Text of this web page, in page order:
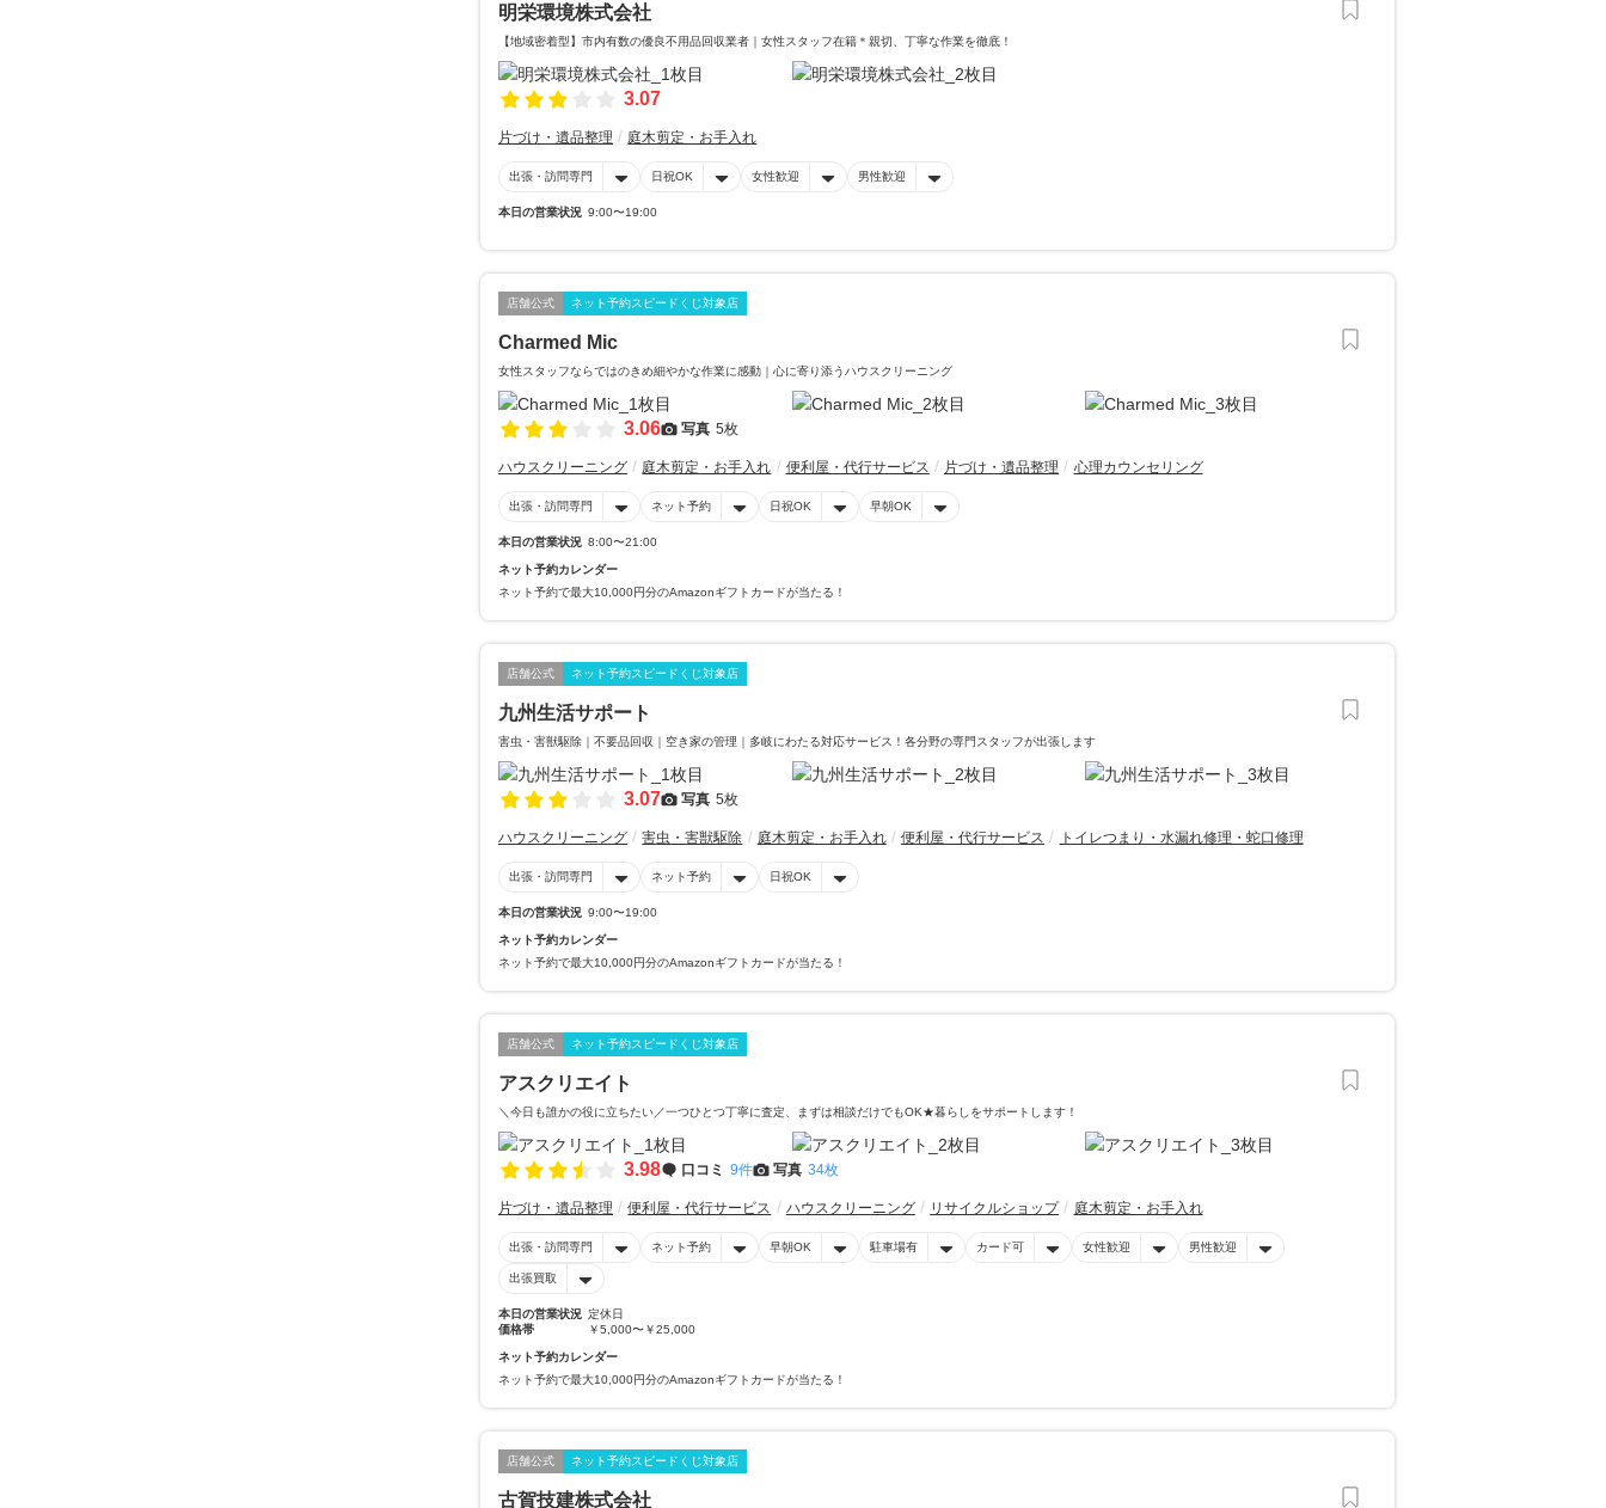
明栄環境株式会社
【地域密着型】市内有数の優良不用品回収業者｜女性スタッフ在籍＊親切、丁寧な作業を徹底！
3.07
片づけ・遺品整理 庭木剪定・お手入れ
出張・訪問専門 日祝OK 女性歓迎 男性歓迎
本日の営業状況 9:00〜19:00
店舗公式 ネット予約スピードくじ対象店
Charmed Mic
女性スタッフならではのきめ細やかな作業に感動｜心に寄り添うハウスクリーニング
3.06 写真 5枚
ハウスクリーニング 庭木剪定・お手入れ 便利屋・代行サービス 片づけ・遺品整理 心理カウンセリング
出張・訪問専門 ネット予約 日祝OK 早朝OK
本日の営業状況 8:00〜21:00
ネット予約カレンダー
ネット予約で最大10,000円分のAmazonギフトカードが当たる！
店舗公式 ネット予約スピードくじ対象店
九州生活サポート
害虫・害獣駆除｜不要品回収｜空き家の管理｜多岐にわたる対応サービス！各分野の専門スタッフが出張します
3.07 写真 5枚
ハウスクリーニング 害虫・害獣駆除 庭木剪定・お手入れ 便利屋・代行サービス トイレつまり・水漏れ修理・蛇口修理
出張・訪問専門 ネット予約 日祝OK
本日の営業状況 9:00〜19:00
ネット予約カレンダー
ネット予約で最大10,000円分のAmazonギフトカードが当たる！
店舗公式 ネット予約スピードくじ対象店
アスクリエイト
＼今日も誰かの役に立ちたい／一つひとつ丁寧に査定、まずは相談だけでもOK★暮らしをサポートします！
3.98 口コミ 9件 写真 34枚
片づけ・遺品整理 便利屋・代行サービス ハウスクリーニング リサイクルショップ 庭木剪定・お手入れ
出張・訪問専門 ネット予約 早朝OK 駐車場有 カード可 女性歓迎 男性歓迎
出張買取
本日の営業状況 定休日
価格帯
￥5,000〜￥25,000
ネット予約カレンダー
ネット予約で最大10,000円分のAmazonギフトカードが当たる！
店舗公式 ネット予約スピードくじ対象店
古賀技建株式会社